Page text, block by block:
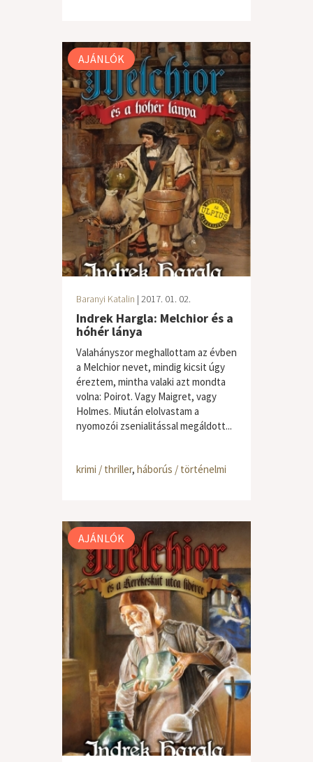
AJÁNLÓK
Baranyi Katalin | 2017. 01. 02.
Indrek Hargla: Melchior és a
hóhér lánya
Valahányszor meghallottam az évben
a Melchior nevet, mindig kicsit úgy
éreztem, mintha valaki azt mondta
volna: Poirot. Vagy Maigret, vagy
Holmes. Miután elolvastam a
nyomozói zsenialitással megáldott...
krimi / thriller, háborús / történelmi
AJÁNLÓK